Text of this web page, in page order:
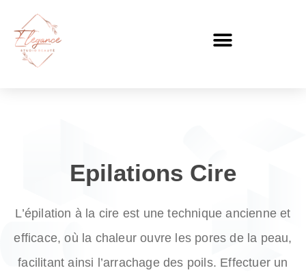
Epilations Cire
L’épilation à la cire est une technique ancienne et
efficace, où la chaleur ouvre les pores de la peau,
facilitant ainsi l’arrachage des poils. Effectuer un